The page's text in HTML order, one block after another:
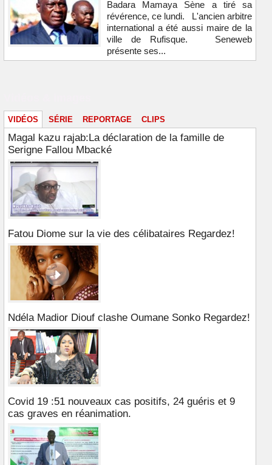
Badara Mamaya Sène a tiré sa
révérence, ce lundi. L'ancien arbitre
international a été aussi maire de la
ville de Rufisque. Seneweb
présente ses...
VIDÉOS SÉRIE REPORTAGE CLIPS
Magal kazu rajab:La déclaration de la famille de
Serigne Fallou Mbacké
Fatou Diome sur la vie des célibataires Regardez!
Ndéla Madior Diouf clashe Oumane Sonko Regardez!
Covid 19 :51 nouveaux cas positifs, 24 guéris et 9
cas graves en réanimation.